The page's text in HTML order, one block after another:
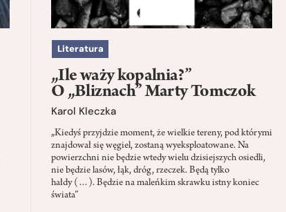
Literatura
„Ile waży kopalnia?”
O „Bliznach” Marty Tomczok
Karol Kleczka
„Kiedyś przyjdzie moment, że wielkie tereny, pod którymi
znajdował się węgiel, zostaną wyeksploatowane. Na
powierzchni nie będzie wtedy wielu dzisiejszych osiedli,
nie będzie lasów, łąk, dróg, rzeczek. Będą tylko
hałdy (…). Będzie na maleńkim skrawku istny koniec
świata”